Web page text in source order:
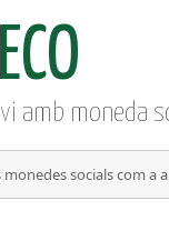
ECO
amb moneda
monedes socials com a